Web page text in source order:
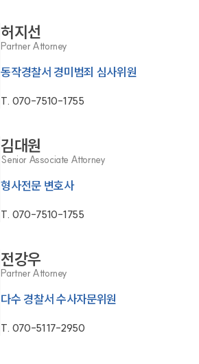
허지선
Partner Attorney
동작경찰서 경미범죄 심사위원
T. 070-7510-1755
김대원
Senior Associate Attorney
형사전문 변호사
T. 070-7510-1755
전강우
Partner Attorney
다수 경찰서 수사자문위원
T. 070-5117-2950